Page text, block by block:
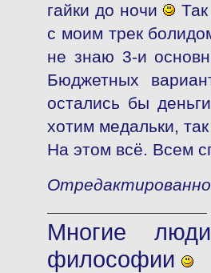
гайки до ночи
с моим трек
не знаю 3-и
Бюджетных
остались бы
хотим медальки,
На этом всё. Всем
Многие
философии